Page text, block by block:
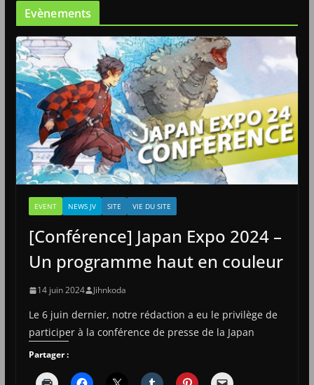
Evènements
EVENT NEWS JV SITE VIE DU SITE
[Conférence] Japan Expo 2024 –
Un programme haut en couleur
14 juin 2024 Jihnkoda
Le 6 juin dernier, notre rédaction a eu le privilège de
participer à la conférence de presse de la Japan
Partager :